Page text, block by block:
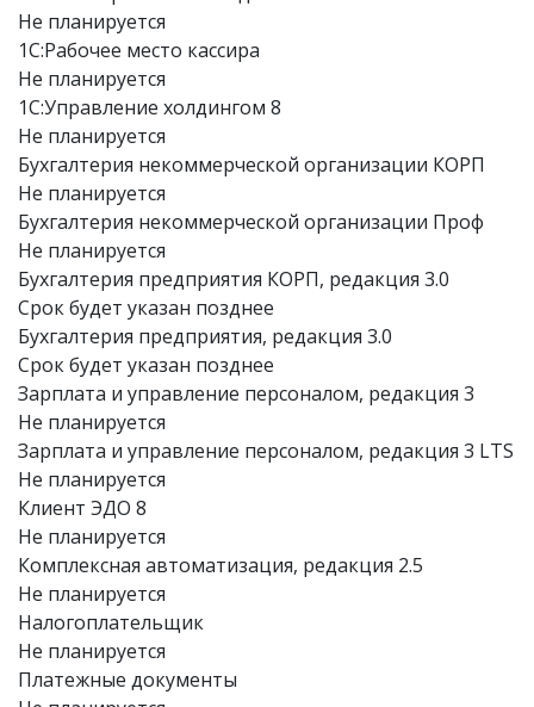
Не планируется
1С:Рабочее место кассира
Не планируется
1С:Управление холдингом 8
Не планируется
Бухгалтерия некоммерческой организации КОРП
Не планируется
Бухгалтерия некоммерческой организации Проф
Не планируется
Бухгалтерия предприятия КОРП, редакция 3.0
Срок будет указан позднее
Бухгалтерия предприятия, редакция 3.0
Срок будет указан позднее
Зарплата и управление персоналом, редакция 3
Не планируется
Зарплата и управление персоналом, редакция 3 LTS
Не планируется
Клиент ЭДО 8
Не планируется
Комплексная автоматизация, редакция 2.5
Не планируется
Налогоплательщик
Не планируется
Платежные документы